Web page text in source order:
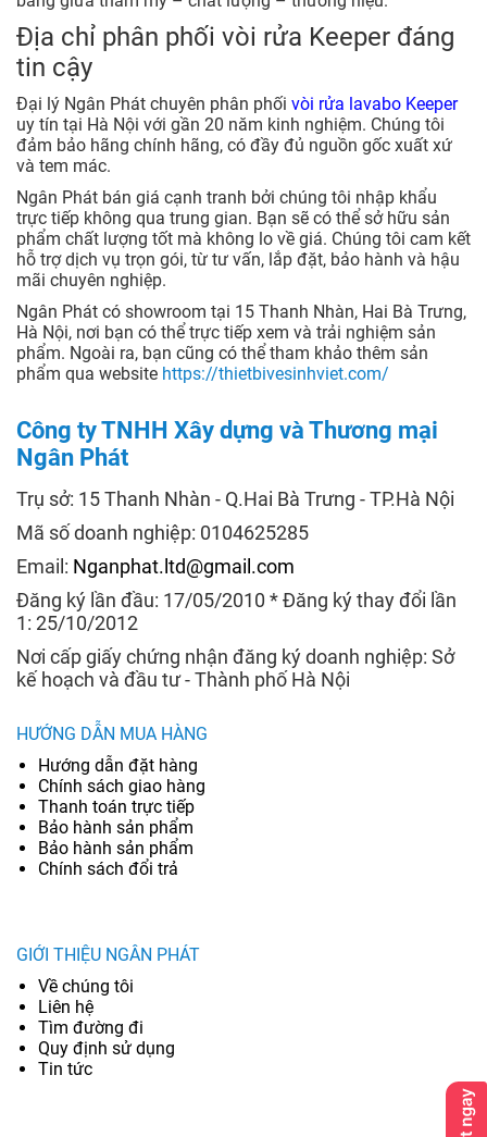
Địa chỉ phân phối vòi rửa Keeper đáng
tin cậy
Đại lý Ngân Phát chuyên phân phối vòi rửa lavabo Keeper
uy tín tại Hà Nội với gần 20 năm kinh nghiệm. Chúng tôi
đảm bảo hãng chính hãng, có đầy đủ nguồn gốc xuất xứ
và tem mác.
Ngân Phát bán giá cạnh tranh bởi chúng tôi nhập khẩu
trực tiếp không qua trung gian. Bạn sẽ có thể sở hữu sản
phẩm chất lượng tốt mà không lo về giá. Chúng tôi cam kết
hỗ trợ dịch vụ trọn gói, từ tư vấn, lắp đặt, bảo hành và hậu
mãi chuyên nghiệp.
Ngân Phát có showroom tại 15 Thanh Nhàn, Hai Bà Trưng,
Hà Nội, nơi bạn có thể trực tiếp xem và trải nghiệm sản
phẩm. Ngoài ra, bạn cũng có thể tham khảo thêm sản
phẩm qua website https://thietbivesinhviet.com/
Công ty TNHH Xây dựng và Thương mại
Ngân Phát
Trụ sở: 15 Thanh Nhàn - Q.Hai Bà Trưng - TP.Hà Nội
Mã số doanh nghiệp: 0104625285
Email: Nganphat.ltd@gmail.com
Đăng ký lần đầu: 17/05/2010 * Đăng ký thay đổi lần
1: 25/10/2012
Nơi cấp giấy chứng nhận đăng ký doanh nghiệp: Sở
kế hoạch và đầu tư - Thành phố Hà Nội
HƯỚNG DẪN MUA HÀNG
Hướng dẫn đặt hàng
Chính sách giao hàng
Thanh toán trực tiếp
Bảo hành sản phẩm
Bảo hành sản phẩm
Chính sách đổi trả
GIỚI THIỆU NGÂN PHÁT
Về chúng tôi
Liên hệ
Tìm đường đi
Quy định sử dụng
Tin tức